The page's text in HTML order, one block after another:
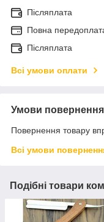
Післяплата
Повна
Післяплата
Всі умови оплати
Умови повернення
Повернення товару
Всі умови
Подібні товари